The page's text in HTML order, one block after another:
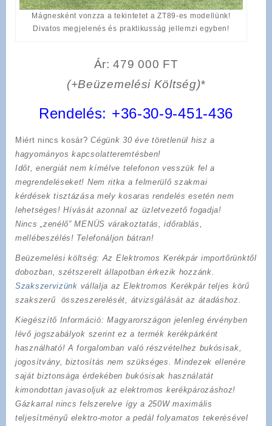
Mágnesként vonzza a tekintetet a ZT89-es modellünk!
Divatos megjelenés és praktikusság jellemzi egyben!
Ár: 479 000 FT
(+Beüzemelési Költség)*
Rendelés: +36-30-9-451-436
Miért nincs kosár? Cégünk 30 éve töretlenül hisz a
hagyományos kapcsolatteremtésben!
Időt, energiát nem kímélve telefonon vesszük fel a
megrendeléseket! Nem ritka a felmerülő szakmai
kérdések tisztázása mely kosaras rendelés esetén nem
lehetséges! Hívását azonnal az üzletvezető fogadja!
Nincs „zenélő” MENÜS várakoztatás, időrablás,
mellébeszélés! Telefonáljon bátran!
Beüzemelési költség: Az Elektromos Kerékpár importőrünktől
dobozban, szétszerelt állapotban érkezik hozzánk.
Szakszervizünk vállalja az Elektromos Kerékpár teljes körű
szakszerű összeszerelését, átvizsgálását az átadáshoz.
Kiegészítő Információ: Magyarországon jelenleg érvényben
lévő jogszabályok szerint ez a termék kerékpárként
használható! A forgalomban való részvételhez bukósisak,
jogosítvány, biztosítás nem szükséges. Mindezek ellenére
saját biztonsága érdekében bukósisak használatát
kimondottan javasoljuk az elektromos kerékpározáshoz!
Gázkarral nincs felszerelve így a 250W maximális
teljesítményű elektro-motor a pedál folyamatos tekerésével